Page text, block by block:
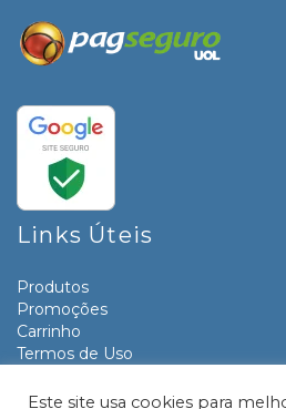
Links Úteis
Produtos
Promoções
Carrinho
Termos de Uso
Contato
Este site usa cookies para